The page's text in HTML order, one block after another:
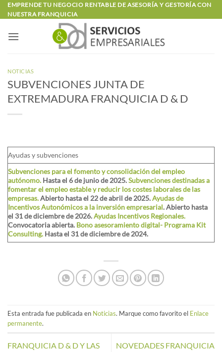
Saltar
al
EMPRENDE TU NEGOCIO RENTABLE DE ASESORÍA Y GESTORÍA CON
NUESTRA FRANQUICIA
NOTICIAS
SUBVENCIONES JUNTA DE
EXTREMADURA FRANQUICIA D & D
Ayudas y subvenciones
Subvenciones para el fomento y consolidación del empleo
autónomo. Hasta el 6 de junio de 2025.Subvenciones destinadas a
fomentar el empleo estable y reducir los costes laborales de las
empresas.Abierto hasta el 22 de abril de 2025.Ayudas de
Incentivos Autonómicos a la inversión empresarial. Abierto hasta
el 31 de diciembre de 2026.Ayudas Incentivos Regionales.
Convocatoria abierta. Bono asesoramiento digital- Programa Kit
Consulting. Hasta el 31 de diciembre de 2024.
Esta entrada fue publicada en Noticias. Marque como favorito el Enlace
permanente.
FRANQUICIA D & D Y LAS
NOVEDADES FRANQUICIA